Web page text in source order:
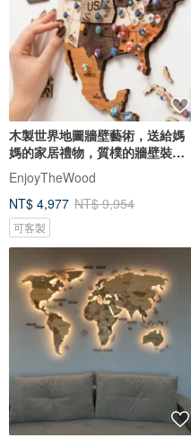
木製世界地圖牆壁藝術，送給媽
媽的家居禮物，質樸的牆壁裝
飾，3D 世界地圖
EnjoyTheWood
NT$ 4,977 NT$ 9,954
可客製